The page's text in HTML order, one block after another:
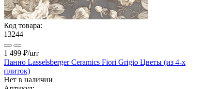
Код товара:
13244
1 499 ₽/шт
Панно Lasselsberger Ceramics Fiori Grigio Цветы (из 4-х
плиток)
Нет в наличии